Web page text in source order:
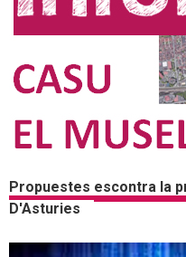
Propuestes escontra la
D'Asturies